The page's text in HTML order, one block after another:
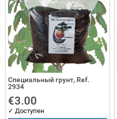
Специальный грунт, Ref.
2934
€3.00
✓ Доступен
бонсаи